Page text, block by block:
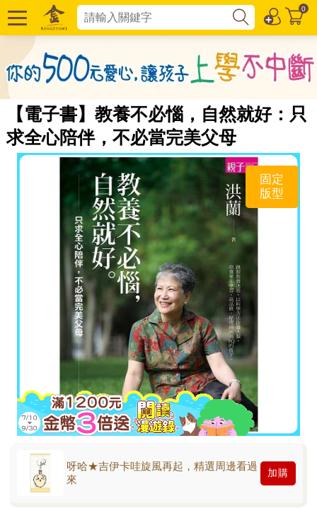
0
【電子書】教養不必惱，自然就好：只
求全心陪伴，不必當完美父母
固定
版型
呀哈★吉伊卡哇旋風再起，精選周邊看過
來
加購